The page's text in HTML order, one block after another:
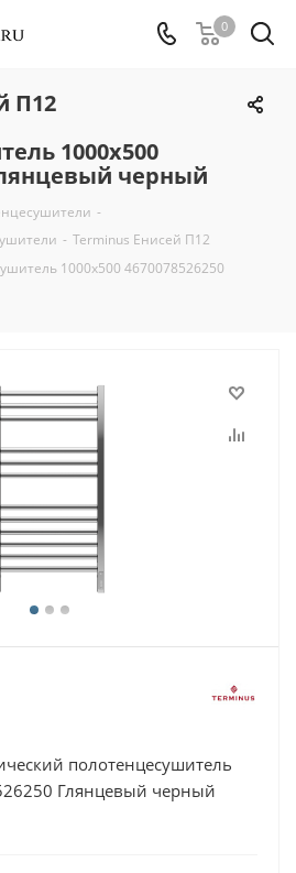
0
П12
1000х500
черный
-
- Terminus Енисей П12
1000х500 4670078526250
полотенцесушитель
Глянцевый черный